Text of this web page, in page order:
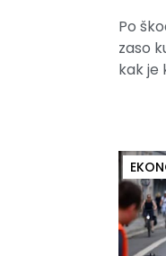
Po
zaso
kak je